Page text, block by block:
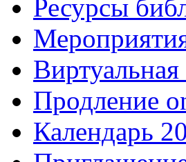
Ресурсы
Продление
Календарь